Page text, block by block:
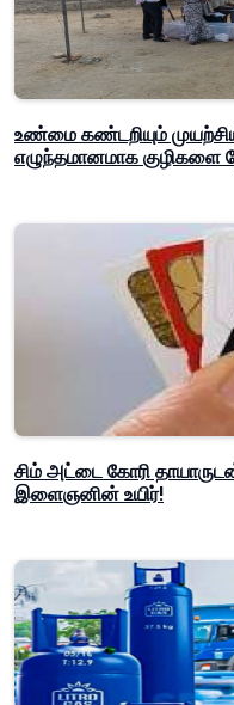
உண்மை கண்டறியும்
எழுந்தமானமாக
சிம் அட்டை கோரி
இளைஞனின் உயிர்!